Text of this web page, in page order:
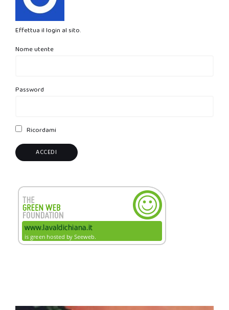
Effettua il login al sito.
Nome utente
Password
Ricordami